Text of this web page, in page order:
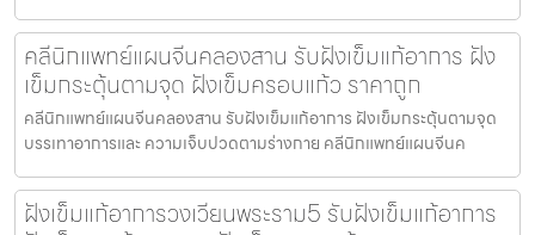
คลีนิกแพทย์แผนจีนคลองสาน รับฝังเข็มแก้อาการ ฝัง
เข็มกระตุ้นตามจุด ฝังเข็มครอบแก้ว ราคาถูก
คลีนิกแพทย์แผนจีนคลองสาน รับฝังเข็มแก้อาการ ฝังเข็มกระตุ้นตามจุด
บรรเทาอาการและ ความเจ็บปวดตามร่างกาย คลีนิกแพทย์แผนจีนค
ฝังเข็มแก้อาการวงเวียนพระราม5 รับฝังเข็มแก้อาการ